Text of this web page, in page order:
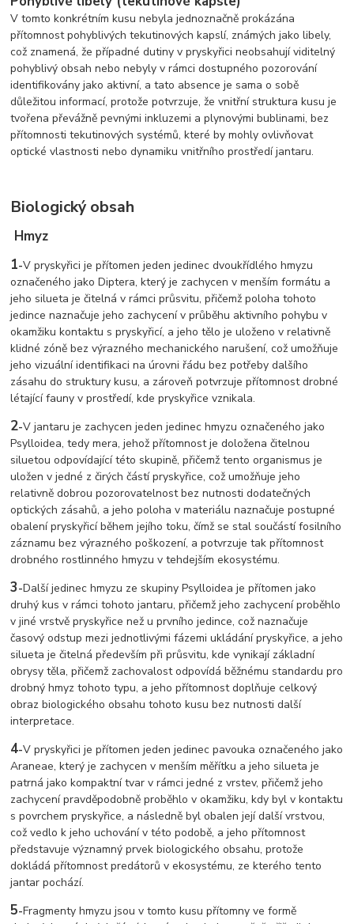
V tomto konkrétním kusu nebyla jednoznačně prokázána
přítomnost pohyblivých tekutinových kapslí, známých jako libely,
což znamená, že případné dutiny v pryskyřici neobsahují viditelný
pohyblivý obsah nebo nebyly v rámci dostupného pozorování
identifikovány jako aktivní, a tato absence je sama o sobě
důležitou informací, protože potvrzuje, že vnitřní struktura kusu je
tvořena převážně pevnými inkluzemi a plynovými bublinami, bez
přítomnosti tekutinových systémů, které by mohly ovlivňovat
optické vlastnosti nebo dynamiku vnitřního prostředí jantaru.
Biologický obsah
Hmyz
1-V pryskyřici je přítomen jeden jedinec dvoukřídlého hmyzu
označeného jako Diptera, který je zachycen v menším formátu a
jeho silueta je čitelná v rámci průsvitu, přičemž poloha tohoto
jedince naznačuje jeho zachycení v průběhu aktivního pohybu v
okamžiku kontaktu s pryskyřicí, a jeho tělo je uloženo v relativně
klidné zóně bez výrazného mechanického narušení, což umožňuje
jeho vizuální identifikaci na úrovni řádu bez potřeby dalšího
zásahu do struktury kusu, a zároveň potvrzuje přítomnost drobné
létající fauny v prostředí, kde pryskyřice vznikala.
2-V jantaru je zachycen jeden jedinec hmyzu označeného jako
Psylloidea, tedy mera, jehož přítomnost je doložena čitelnou
siluetou odpovídající této skupině, přičemž tento organismus je
uložen v jedné z čirých částí pryskyřice, což umožňuje jeho
relativně dobrou pozorovatelnost bez nutnosti dodatečných
optických zásahů, a jeho poloha v materiálu naznačuje postupné
obalení pryskyřicí během jejího toku, čímž se stal součástí fosilního
záznamu bez výrazného poškození, a potvrzuje tak přítomnost
drobného rostlinného hmyzu v tehdejším ekosystému.
3-Další jedinec hmyzu ze skupiny Psylloidea je přítomen jako
druhý kus v rámci tohoto jantaru, přičemž jeho zachycení proběhlo
v jiné vrstvě pryskyřice než u prvního jedince, což naznačuje
časový odstup mezi jednotlivými fázemi ukládání pryskyřice, a jeho
silueta je čitelná především při průsvitu, kde vynikají základní
obrysy těla, přičemž zachovalost odpovídá běžnému standardu pro
drobný hmyz tohoto typu, a jeho přítomnost doplňuje celkový
obraz biologického obsahu tohoto kusu bez nutnosti další
interpretace.
4-V pryskyřici je přítomen jeden jedinec pavouka označeného jako
Araneae, který je zachycen v menším měřítku a jeho silueta je
patrná jako kompaktní tvar v rámci jedné z vrstev, přičemž jeho
zachycení pravděpodobně proběhlo v okamžiku, kdy byl v kontaktu
s povrchem pryskyřice, a následně byl obalen její další vrstvou,
což vedlo k jeho uchování v této podobě, a jeho přítomnost
představuje významný prvek biologického obsahu, protože
dokládá přítomnost predátorů v ekosystému, ze kterého tento
jantar pochází.
5-Fragmenty hmyzu jsou v tomto kusu přítomny ve formě